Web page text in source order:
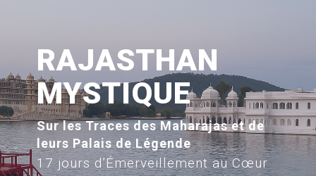
RAJASTHAN
MYSTIQUE
Sur les Traces des Maharajas et de
leurs Palais de Légende
17 jours d’Émerveillement au Cœur